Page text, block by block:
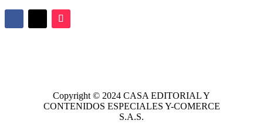
Copyright © 2024 CASA EDITORIALY
CONTENIDOS ESPECIALES Y-COMERCE
S.A.S.